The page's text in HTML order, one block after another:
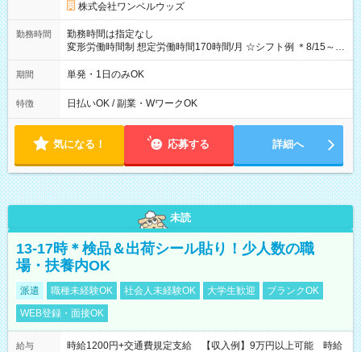
株式会社ワンベルウッズ
勤務時間
勤務時間は指定なし
変形労働時間制 想定労働時間170時間/月 ☆シフト例 ＊8/15～
10/26 全日共通 08：00～12：00 17：00～21：00 ＊8/31
～9/19のみ下記シフトもあります！ 12：00～16：00 ＊9/6～
00
期間 単発・1日のみOK
特徴 日払いOK / 副業・WワークOK
気になる！ 応募する 詳細へ
未読
13-17時＊検品＆出荷シール貼り！少人数の職
場・扶養内OK
派遣 職種未経験OK 社会人未経験OK 大学生歓迎
ブランクOK
WEB登録・面接OK
給与
時給1200円+交通費規定支給 【収入例】9万円以上可能 時給